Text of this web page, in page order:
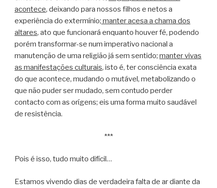
acontece, deixando para nossos filhos e netos a
experiência do extermínio; manter acesa a chama dos
altares, ato que funcionará enquanto houver fé, podendo
porém transformar-se num imperativo nacional a
manutenção de uma religião já sem sentido; manter vivas
as manifestações culturais, isto é, ter consciência exata
do que acontece, mudando o mutável, metabolizando o
que não puder ser mudado, sem contudo perder
contacto com as orígens; eis uma forma muito saudável
de resistência.
***
Pois é isso, tudo muito difícil…
Estamos vivendo dias de verdadeira falta de ar diante da